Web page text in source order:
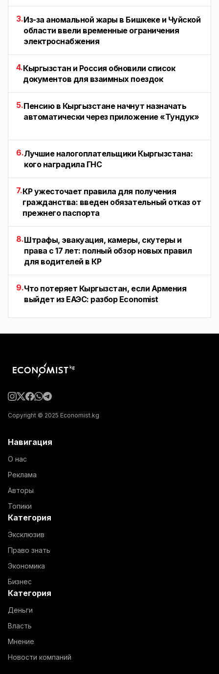
3.Из-за аномальной жары в Бишкеке и Чуйской
области ввели временные ограничения
электроснабжения
4.Кыргызстан и Россия обновили список
документов для взаимных поездок
5.Пенсию в Кыргызстане начнут назначать
автоматически через приложение «Тундук»
6.Лучшие налогоплательщики Кыргызстана:
кого наградила ГНС
7.КР ужесточает правила для получения
гражданства: введен обязательный отказ от
прежнего паспорта
8.Штрафы, эвакуация, камеры, скутеры и
права с 17 лет: полный обзор новых правил
для водителей в КР
9.Что потеряет Кыргызстан, если Армения
выйдет из ЕАЭС: разбор Economist
Copyright © 2025 Economist.kg
Навигация
О нас
Реклама
Авторы
Топики
Категория
Эксклюзив
Право знать
Экономика
Бизнес
Категория
Деньги
Власть
Мнение
Новости компаний